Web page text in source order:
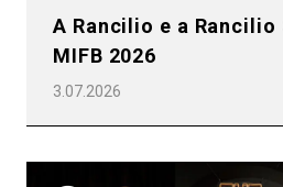
A Rancilio e a Rancilio
MIFB 2026
3.07.2026